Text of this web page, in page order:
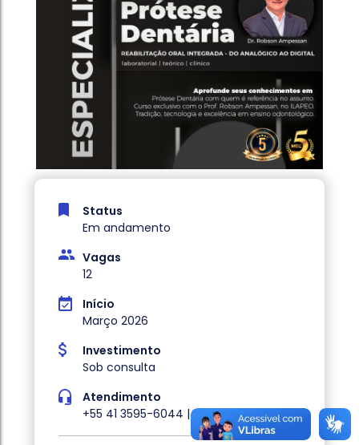
Status
Em andamento
Vagas
12
Início
Março 2026
Investimento
Sob consulta
Atendimento
+55 41 3595-6044 | Whatsapp